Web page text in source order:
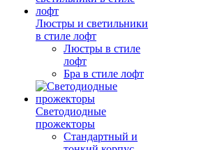
Люстры и светильники
в стиле лофт
Люстры в стиле
лофт
Бра в стиле лофт
Светодиодные
прожекторы
Стандартный и